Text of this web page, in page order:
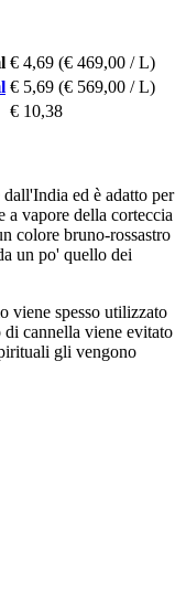
€ 4,69 (€ 469,00 / L)
€ 5,69 (€ 569,00 / L)
€ 10,38
ed è adatto per
a vapore della corteccia
colore bruno-rossastro
un po' quello dei
viene spesso utilizzato
di cannella viene evitato
gli vengono